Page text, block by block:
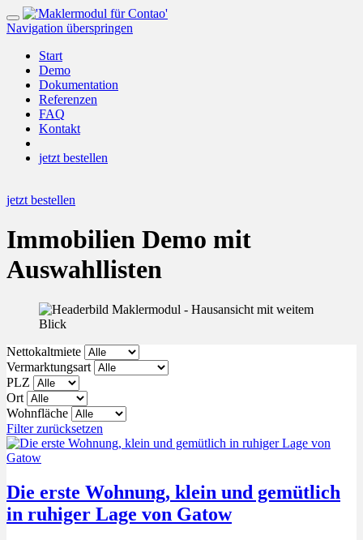
Navigation überspringen
Start
Demo
Dokumentation
Referenzen
FAQ
Kontakt
jetzt bestellen
jetzt bestellen
Immobilien Demo mit
Auswahllisten
Nettokaltmiete
Vermarktungsart
PLZ
Ort
Wohnfläche
Filter zurücksetzen
Die erste Wohnung, klein und gemütlich
in ruhiger Lage von Gatow